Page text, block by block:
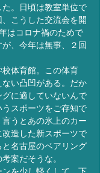
。日頃は教室単位で
こうした交流会を開
はコロナ禍のためで
、今年は無事、２回
体育館。この体育
い凸凹がある。だか
に適していないんで
スポーツをご存知で
うとあの氷上のカー
改造した新スポーツで
名古屋のベアリング
案だそうな。